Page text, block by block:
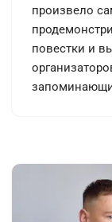
произвело
повестки и